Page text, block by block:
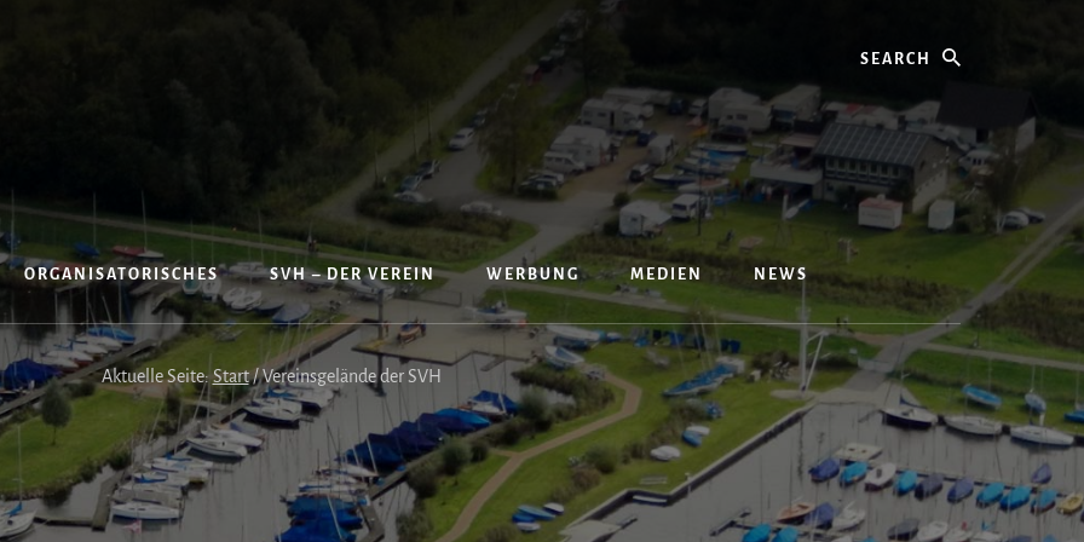
ORGANISATORISCHES SVH – DER VEREIN WERBUNG MEDIEN NEWS
Aktuelle Seite:Start/Vereinsgelände der SVH